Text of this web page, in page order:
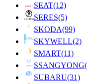
SEAT(12)
SERES(5)
SKODA(99)
SKYWELL(2)
SMART(11)
SSANGYONG
SUBARU(31)